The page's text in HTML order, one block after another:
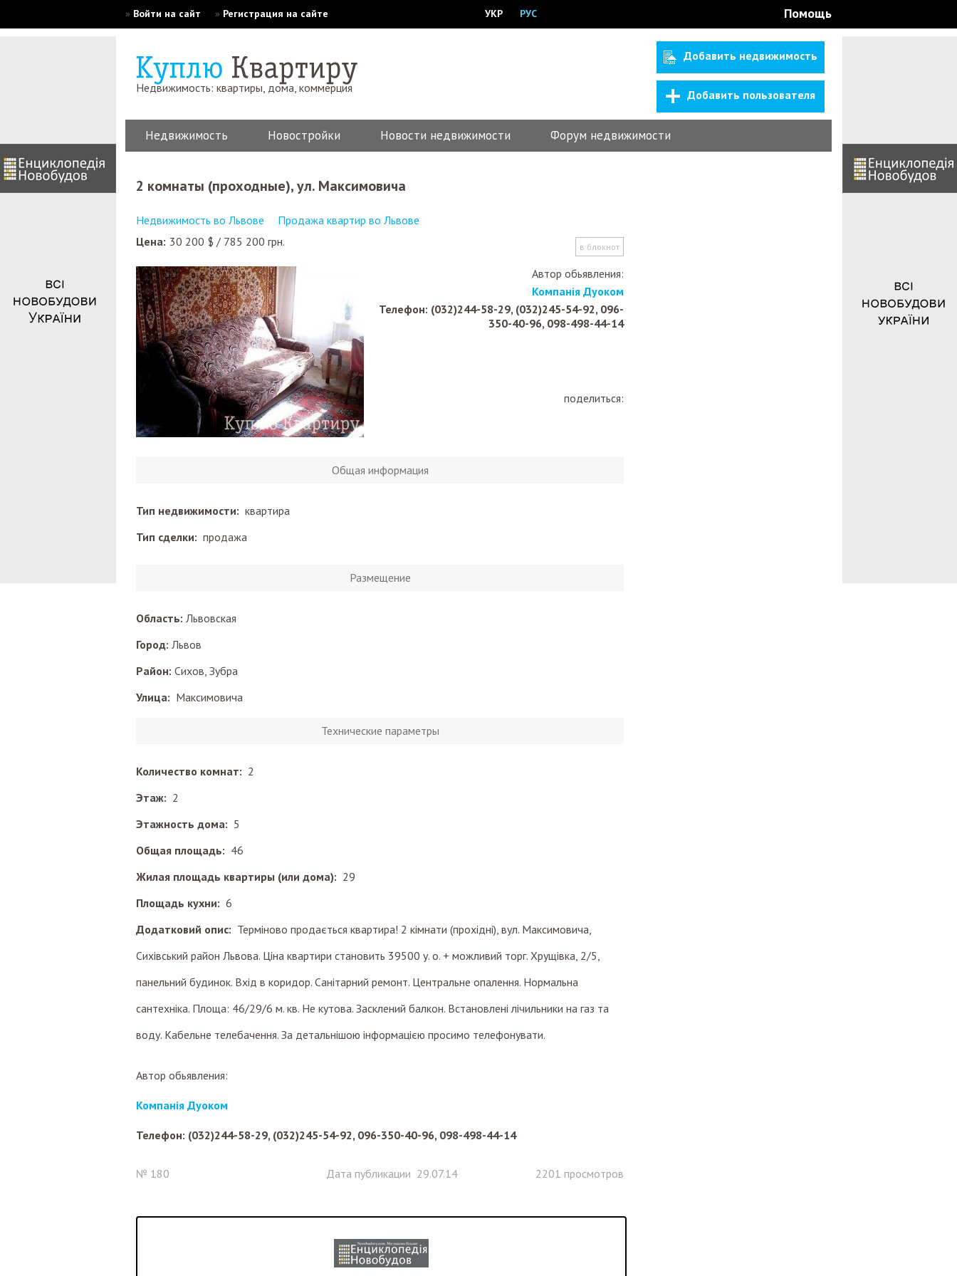
» Войти на сайт » Регистрация на сайте УКР РУС Помощь
Недвижимость: квартиры, дома, коммерция
Добавить недвижимость
Добавить пользователя
Недвижимость Новостройки Новости недвижимости Форум недвижимости
2 комнаты (проходные), ул. Максимовича
Недвижимость во Львове
Продажа квартир во Львове
Цена: 30 200 $ / 785 200 грн. в блокнот
Автор обьявления:
Компанія Дуоком
Телефон: (032)244-58-29, (032)245-54-92, 096-
350-40-96, 098-498-44-14
поделиться:
Общая информация
Тип недвижимости: квартира
Тип сделки: продажа
Размещение
Область: Львовская
Город: Львов
Район: Сихов, Зубра
Улица: Максимовича
Технические параметры
Количество комнат: 2
Этаж: 2
Этажность дома: 5
Общая площадь: 46
Жилая площадь квартиры (или дома): 29
Площадь кухни: 6
Додатковий опис: Терміново продається квартира! 2 кімнати (прохідні), вул. Максимовича,
Сихівський район Львова. Ціна квартири становить 39500 у. о. + можливий торг. Хрущівка, 2/5,
панельний будинок. Вхід в коридор. Санітарний ремонт. Центральне опалення. Нормальна
сантехніка. Площа: 46/29/6 м. кв. Не кутова. Засклений балкон. Встановлені лічильники на газ та
воду. Кабельне телебачення. За детальнішою інформацією просимо телефонувати.
Автор обьявления:
Компанія Дуоком
Телефон: (032)244-58-29, (032)245-54-92, 096-350-40-96, 098-498-44-14
№ 180 Дата публикации 29.07.14 2201 просмотров